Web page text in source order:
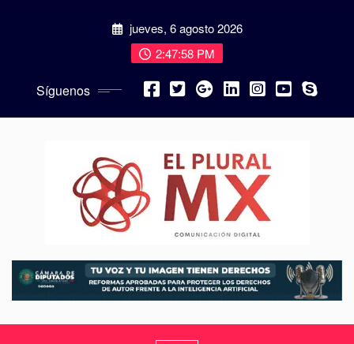
jueves, 6 agosto 2026
2:47:59 PM
Síguenos